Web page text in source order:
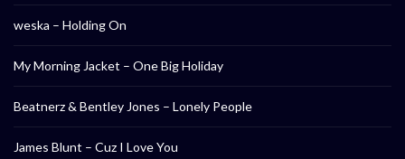
weska – Holding On
My Morning Jacket – One Big Holiday
Beatnerz & Bentley Jones – Lonely People
James Blunt – Cuz I Love You